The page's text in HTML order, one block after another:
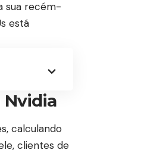
sua recém-
está
calculando
clientes de